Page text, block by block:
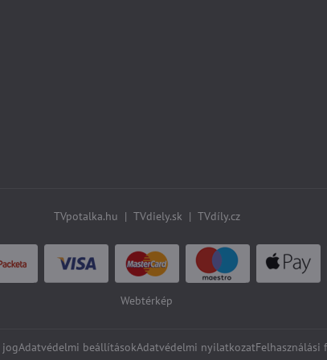
TVpotalka.hu | TVdiely.sk | TVdíly.cz
Webtérkép
jogAdatvédelmi beállításokAdatvédelmi nyilatkozatFelhasználási